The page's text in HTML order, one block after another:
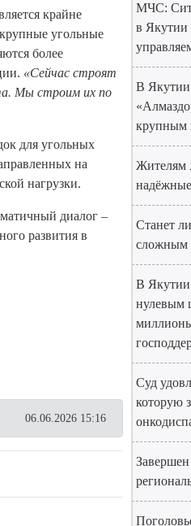
крайне
угольные
более
«Сейчас строят
Мы строим их по
для угольных
на
нагрузки.
диалог –
развития в
06.06.2026 15:16
МЧС:
в Якутии
В
крупным
Жителям
надёжные
Станет
сложным
В Якутии
нулевым
Суд
которую
Завершен